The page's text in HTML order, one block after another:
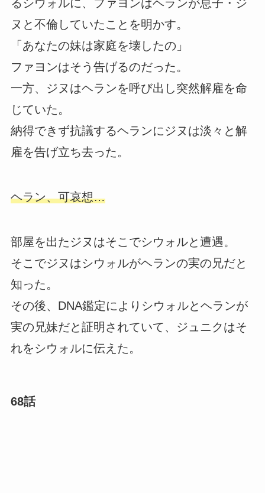
るシウォルに、ファヨンはヘランが息子・ジ
ヌと不倫していたことを明かす。
「あなたの妹は家庭を壊したの」
ファヨンはそう告げるのだった。
一方、ジヌはヘランを呼び出し突然解雇を命
じていた。
納得できず抗議するヘランにジヌは淡々と解
雇を告げ立ち去った。
ヘラン、可哀想…
部屋を出たジヌはそこでシウォルと遭遇。
そこでジヌはシウォルがヘランの実の兄だと
知った。
その後、DNA鑑定によりシウォルとヘランが
実の兄妹だと証明されていて、ジュニクはそ
れをシウォルに伝えた。
68話